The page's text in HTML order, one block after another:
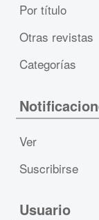
Por título
Otras revistas
Categorías
Ver
Suscribirse
Usuario